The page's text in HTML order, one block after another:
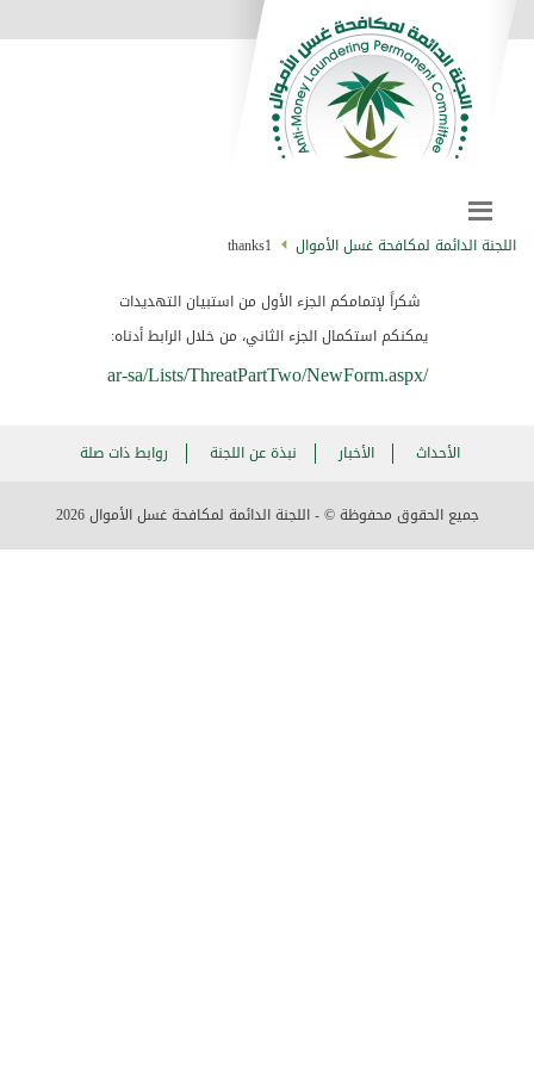
اللجنة الدائمة لمكافحة غسل الأموال thanks1
شكراً لإتمامكم الجزء الأول من استبيان التهديدات
يمكنكم استكمال الجزء الثاني، من خلال الرابط أدناه:
/ar-sa/Lists/ThreatPartTwo/NewForm.aspx
الأحداث الأخبار نبذة عن اللجنة روابط ذات صلة
جميع الحقوق محفوظة © - اللجنة الدائمة لمكافحة غسل الأموال2026